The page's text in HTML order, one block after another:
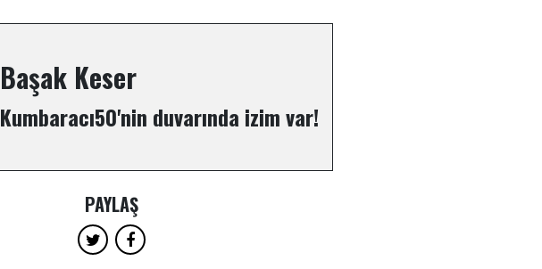
Başak Keser
Kumbaracı50'nin duvarında izim var!
PAYLAŞ